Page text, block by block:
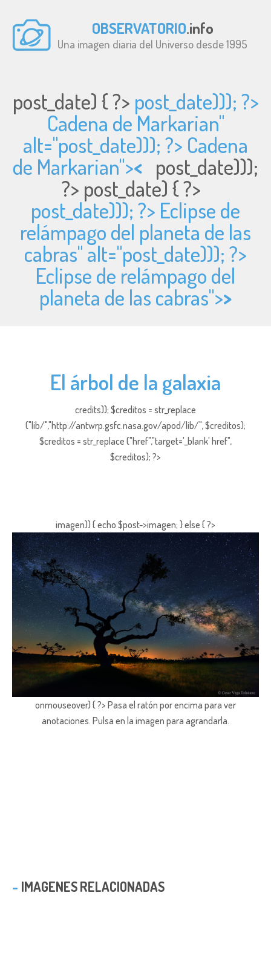
OBSERVATORIO.info
Una imagen diaria del Universo desde 1995
post_date) { ?> post_date))); ?>
Cadena de Markarian"
alt="post_date))); ?> Cadena
de Markarian">< post_date)));
?> post_date) { ?>
post_date))); ?> Eclipse de
relámpago del planeta de las
cabras" alt="post_date))); ?>
Eclipse de relámpago del
planeta de las cabras">>
El árbol de la galaxia
credits)); $creditos = str_replace
("lib/","http://antwrp.gsfc.nasa.gov/apod/lib/", $creditos);
$creditos = str_replace ("href","target='_blank' href",
$creditos); ?>
imagen)) { echo $post->imagen; } else { ?>
onmouseover) { ?> Pasa el ratón por encima para ver
anotaciones. Pulsa en la imagen para agrandarla.
IMAGENES RELACIONADAS